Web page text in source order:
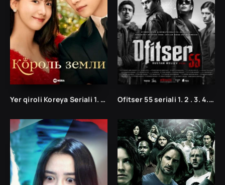
Yer qiroli Koreya Seriali 1. 10. 20. 30. 40. 50. 60. 70. 80. 90. 100. 200 Qism Uzbek tlida korea seryali Ofitser 55 seriali 1. 2 . 3. 4. 5 qism uzbek serial 2022 uzbek tilida barcha qismlar Ofitser 55 seriali uzbek tilida